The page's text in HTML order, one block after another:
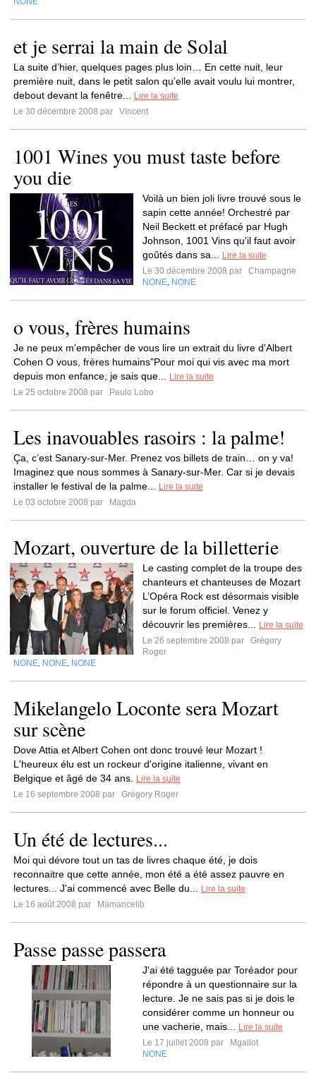
et je serrai la main de Solal
La suite d’hier, quelques pages plus loin… En cette nuit, leur
première nuit, dans le petit salon qu’elle avait voulu lui montrer,
debout devant la fenêtre...
Lire la suite
Le 30 décembre 2008 par
Vincent
1001 Wines you must taste before
you die
Voilà un bien joli livre trouvé sous le
sapin cette année! Orchestré par
Neil Beckett et préfacé par Hugh
Johnson, 1001 Vins qu'il faut avoir
goûtés dans sa...
Lire la suite
Le 30 décembre 2008 par
Champagne
NONE NONE
o vous, frères humains
Je ne peux m'empêcher de vous lire un extrait du livre d'Albert
Cohen O vous, frères humains"Pour moi qui vis avec ma mort
depuis mon enfance, je sais que...
Lire la suite
Le 25 octobre 2008 par
Paulo Lobo
Les inavouables rasoirs : la palme!
Ça, c’est Sanary-sur-Mer. Prenez vos billets de train… on y va!
Imaginez que nous sommes à Sanary-sur-Mer. Car si je devais
installer le festival de la palme...
Lire la suite
Le 03 octobre 2008 par
Magda
Mozart, ouverture de la billetterie
Le casting complet de la troupe des
chanteurs et chanteuses de Mozart
L’Opéra Rock est désormais visible
sur le forum officiel. Venez y
découvrir les premières...
Lire la suite
Le 26 septembre 2008 par
Grégory
Roger
NONE NONE NONE
Mikelangelo Loconte sera Mozart
sur scène
Dove Attia et Albert Cohen ont donc trouvé leur Mozart !
L'heureux élu est un rockeur d'origine italienne, vivant en
Belgique et âgé de 34 ans.
Lire la suite
Le 16 septembre 2008 par
Grégory Roger
Un été de lectures...
Moi qui dévore tout un tas de livres chaque été, je dois
reconnaitre que cette année, mon été a été assez pauvre en
lectures... J'ai commencé avec Belle du...
Lire la suite
Le 16 août 2008 par
Mamancelib
Passe passe passera
J'ai été tagguée par Toréador pour
répondre à un questionnaire sur la
lecture. Je ne sais pas si je dois le
considérer comme un honneur ou
une vacherie, mais...
Lire la suite
Le 17 juillet 2008 par
Mgallot
NONE